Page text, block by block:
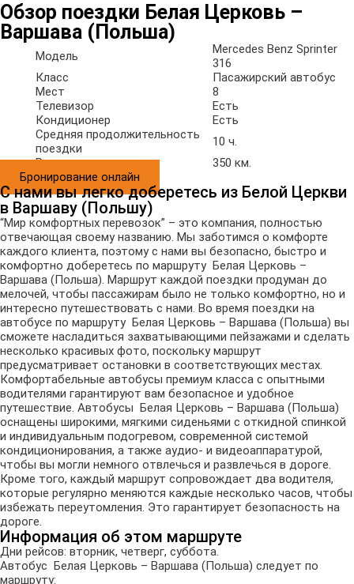
Обзор поездки Белая Церковь –
Варшава (Польша)
Модель
Mercedes Benz Sprinter
316
Класс
Пасажирский автобус
Мест
8
Телевизор
Есть
Кондиционер
Есть
Средняя продолжительность
поездки
10 ч.
Расстояние
350 км.
Бронирование онлайн
С нами вы легко доберетесь из Белой Церкви
в Варшаву (Польшу)
“Мир комфортных перевозок” – это компания, полностью
отвечающая своему названию. Мы заботимся о комфорте
каждого клиента, поэтому с нами вы безопасно, быстро и
комфортно доберетесь по маршруту Белая Церковь –
Варшава (Польша). Маршрут каждой поездки продуман до
мелочей, чтобы пассажирам было не только комфортно, но и
интересно путешествовать с нами. Во время поездки на
автобусе по маршруту Белая Церковь – Варшава (Польша) вы
сможете насладиться захватывающими пейзажами и сделать
несколько красивых фото, поскольку маршрут
предусматривает остановки в соответствующих местах.
Комфортабельные автобусы премиум класса с опытными
водителями гарантируют вам безопасное и удобное
путешествие. Автобусы Белая Церковь – Варшава (Польша)
оснащены широкими, мягкими сиденьями с откидной спинкой
и индивидуальным подогревом, современной системой
кондиционирования, а также аудио- и видеоаппаратурой,
чтобы вы могли немного отвлечься и развлечься в дороге.
Кроме того, каждый маршрут сопровождает два водителя,
которые регулярно меняются каждые несколько часов, чтобы
избежать переутомления. Это гарантирует безопасность на
дороге.
Информация об этом маршруте
Дни рейсов: вторник, четверг, суббота.
Автобус Белая Церковь – Варшава (Польша) следует по
маршруту: